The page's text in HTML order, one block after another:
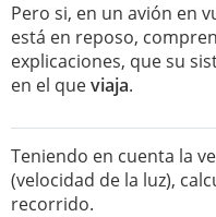
Pero si, en un avión en
está en reposo,
explicaciones, que su
en el queviaja.
Teniendo en cuenta la
(velocidad de la luz),
recorrido.